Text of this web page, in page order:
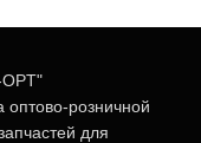
оптово-розничной
для